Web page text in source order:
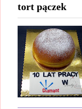
tort pączek